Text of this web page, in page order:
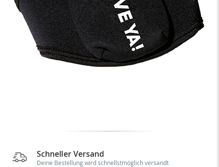
Schneller Versand
Deine Bestellung wird schnellstmöglich versandt